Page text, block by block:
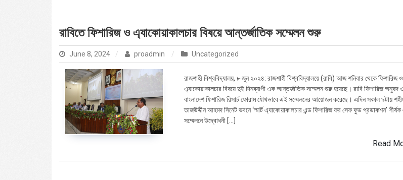
রাবিতে ফিশারিজ ও এ্যাকোয়াকালচার বিষয়ে আন্তর্জাতিক সম্মেলন শুরু
June 8, 2024 proadmin Uncategorized
রাজশাহী বিশ্ববিদ্যালয়, ৮ জুন ২০২৪: রাজশাহী বিশ্ববিদ্যালয়ে (রাবি) আজ শনিবার থেকে ফিশারিজ ও
এ্যাকোয়াকালচার বিষয়ে দুই দিনব্যাপী এক আন্তর্জাতিক সম্মেলন শুরু হয়েছে। রাবি ফিশারিজ অনুষদ ও
বাংলাদেশ ফিশারিজ রিসার্চ ফোরাম যৌথভাবে এই সম্মেলনের আয়োজন করেছে। এদিন সকাল ৯টায়
তাজউদ্দীন আহমদ সিনেট ভবনে ‘স্মার্ট এ্যাকোয়াকালচার এন্ড ফিশারিজ ফর সেফ ফুড প্রডাকশন’
সম্মেলনে উদ্বোধনী […]
Read